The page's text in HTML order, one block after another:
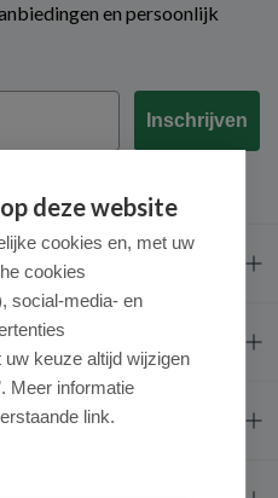
en persoonlijk
Inschrijven
deze website
cookies en, met uw
cookies
social-media- en
keuze altijd wijzigen
Meer informatie
link.